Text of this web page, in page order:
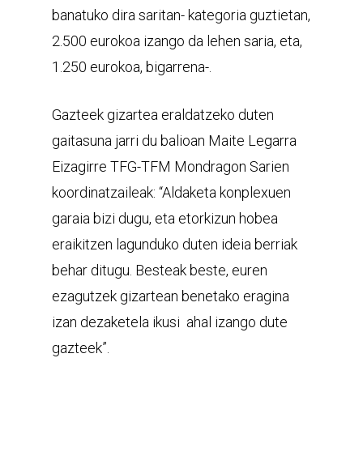
banatuko dira saritan- kategoria guztietan,
2.500 eurokoa izango da lehen saria, eta,
1.250 eurokoa, bigarrena-.
Gazteek gizartea eraldatzeko duten
gaitasuna jarri du balioan Maite Legarra
Eizagirre TFG-TFM Mondragon Sarien
koordinatzaileak: “Aldaketa konplexuen
garaia bizi dugu, eta etorkizun hobea
eraikitzen lagunduko duten ideia berriak
behar ditugu. Besteak beste, euren
ezagutzek gizartean benetako eragina
izan dezaketela ikusi ahal izango dute
gazteek”.